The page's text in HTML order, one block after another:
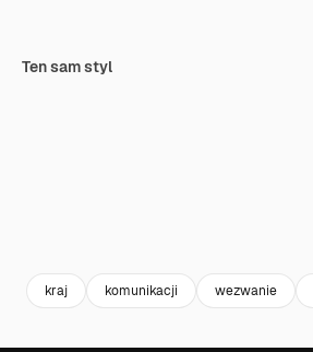
Ten sam styl
kraj komunikacji wezwanie